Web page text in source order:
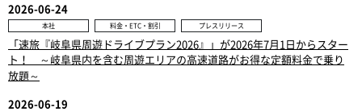
2026-06-24
本社 料金・ETC・割引 プレスリリース
「速旅『岐阜県周遊ドライブプラン2026』」が2026年7月1日からスター
ト！ ～岐阜県内を含む周遊エリアの高速道路がお得な定額料金で乗り
放題～
2026-06-19